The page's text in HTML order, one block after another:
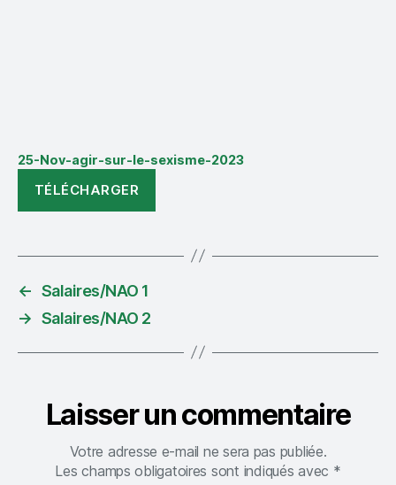
25-Nov-agir-sur-le-sexisme-2023
TÉLÉCHARGER
← Salaires/NAO 1
→ Salaires/NAO 2
Laisser un commentaire
Votre adresse e-mail ne sera pas publiée.
Les champs obligatoires sont indiqués avec *